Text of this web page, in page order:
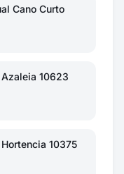
Cano Curto
10623
10375